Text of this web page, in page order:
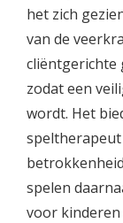
het zich
van de
cliëntgerichte
zodat een
wordt. Het
speltherapeut
spelen
voor kinderen